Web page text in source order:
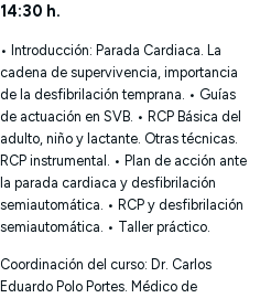
14:30 h.
• Introducción: Parada Cardiaca. La
cadena de supervivencia, importancia
de la desfibrilación temprana. • Guías
de actuación en SVB. • RCP Básica del
adulto, niño y lactante. Otras técnicas.
RCP instrumental. • Plan de acción ante
la parada cardiaca y desfibrilación
semiautomática. • RCP y desfibrilación
semiautomática. • Taller práctico.
Coordinación del curso: Dr. Carlos
Eduardo Polo Portes. Médico de